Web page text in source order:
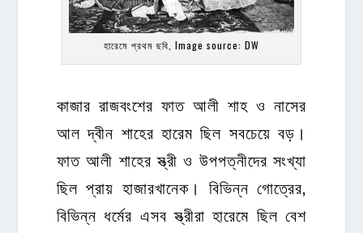
হারেমে প্রথম ছবি, Image source: DW
কাজার রাজবংশের ফাত আলী শাহ ও নাসের
আল দ্বীন শাহের হারেম ছিল সবচেয়ে বড়।
ফাত আলী শাহের স্ত্রী ও উপপত্নীদের সংখ্যা
ছিল প্রায় হাজারখানেক। বিভিন্ন গোত্রের,
বিভিন্ন ধর্মের এসব স্ত্রীরা হারেমে ছিল বেশ